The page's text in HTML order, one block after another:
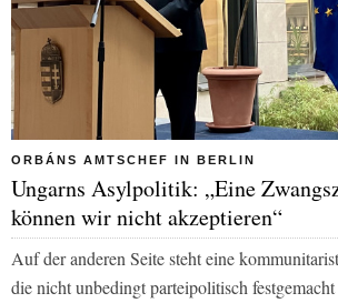
ORBÁNS AMTSCHEF IN BERLIN
Ungarns Asylpolitik: „Eine
können wir nicht akzeptieren“
Auf der anderen Seite steht eine
die nicht unbedingt parteipolitisch